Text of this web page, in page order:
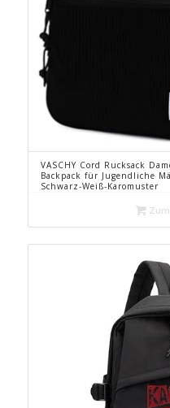
VASCHY Cord Rucksack
Backpack für Jugendliche
Schwarz-Weiß-Karomuster